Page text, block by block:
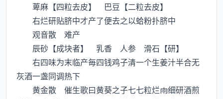
萆麻【四粒去皮】 巴豆【二粒去皮】
右烂研贴脐中才产了便去之以蛤粉扑脐中
观音散 难产
辰砂【成块者】 乳香 人参 滑石【研】
右四味为末临产毎四钱鸡子清一个生姜汁半合无
灰酒一盏同调热下
黄金散 催生歌曰黄葵之子七七粒烂细研酒煎